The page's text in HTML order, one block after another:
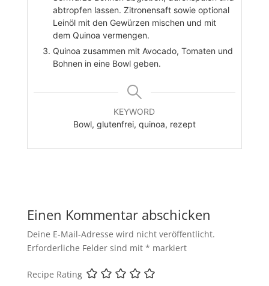
abtropfen lassen. Zitronensaft sowie optional
Leinöl mit den Gewürzen mischen und mit
dem Quinoa vermengen.
Quinoa zusammen mit Avocado, Tomaten und
Bohnen in eine Bowl geben.
KEYWORD
Bowl, glutenfrei, quinoa, rezept
Einen Kommentar abschicken
Deine E-Mail-Adresse wird nicht veröffentlicht.
Erforderliche Felder sind mit * markiert
Recipe Rating